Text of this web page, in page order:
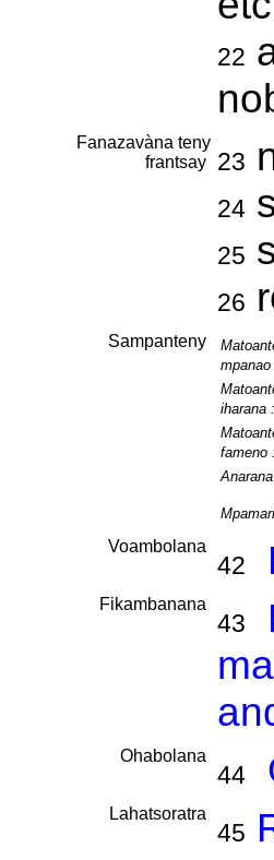
22
Fanazavàna teny
frantsay
23
24
25
26
Sampanteny
mpanao
iharana :
fameno :
Voambolana
42
Fikambanana
43
Ohabolana
44
Lahatsoratra
45